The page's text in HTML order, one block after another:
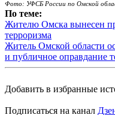
Фото: УФСБ России по Омской
По теме:
Жителю Омска вынесен
терроризма
Житель Омской области
и публичное оправдание
Добавить в избранные
Подписаться на канал